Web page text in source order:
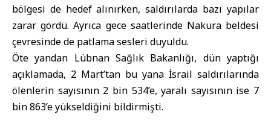
bölgesi de hedef alınırken, saldırılarda bazı yapılar
zarar gördü. Ayrıca gece saatlerinde Nakura beldesi
çevresinde de patlama sesleri duyuldu.
Öte yandan Lübnan Sağlık Bakanlığı, dün yaptığı
açıklamada, 2 Mart’tan bu yana İsrail saldırılarında
ölenlerin sayısının 2 bin 534’e, yaralı sayısının ise 7
bin 863’e yükseldiğini bildirmişti.